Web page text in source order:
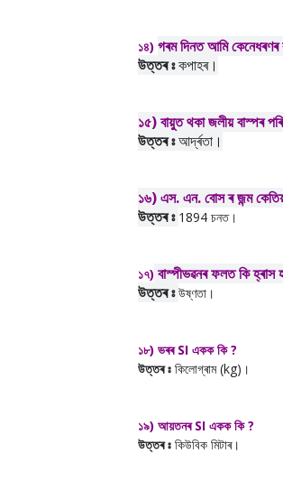
১৪) গৰম দিনত আমি কেনেধৰণৰ
উত্তৰ ঃকপাহৰ।
১৫)বায়ুত থকা জলীয় বাস্পৰ
উত্তৰ ঃআৰ্দ্ৰতা।
১৬)এস. এন. বোস ৰ জন্ম
উত্তৰ ঃ 1894 চনত।
১৭) বাস্পীভৱনৰ ফলত কি হ্ৰাস
উত্তৰ ঃ উষ্ণতা।
১৮) ভৰৰ SI একক কি ?
উত্তৰ ঃ কিলোগ্ৰাম (kg)।
১৯) আয়তনৰ SI একক কি ?
উত্তৰ ঃ কিউবিক মিটাৰ।